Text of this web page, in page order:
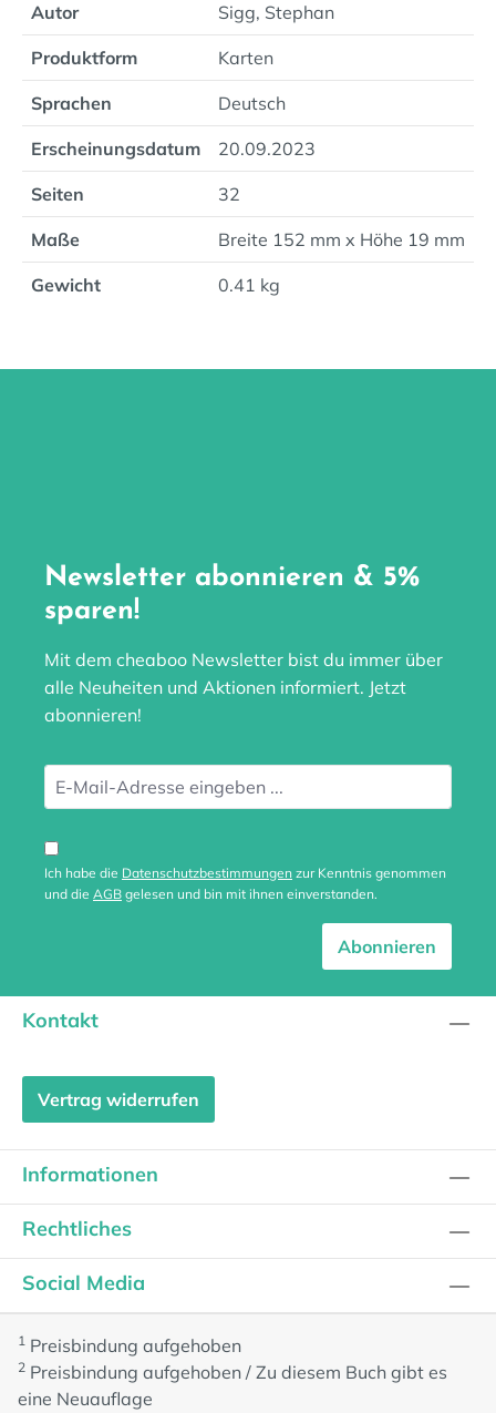
Autor Sigg, Stephan
Produktform Karten
Sprachen Deutsch
Erscheinungsdatum 20.09.2023
Seiten 32
Maße Breite 152 mm x Höhe 19 mm
Gewicht 0.41 kg
Newsletter abonnieren & 5%
sparen!
Mit dem cheaboo Newsletter bist du immer über
alle Neuheiten und Aktionen informiert. Jetzt
abonnieren!
Ich habe die Datenschutzbestimmungen zur Kenntnis genommen
und die AGB gelesen und bin mit ihnen einverstanden.
Abonnieren
Kontakt
Vertrag widerrufen
Informationen
Rechtliches
Social Media
1 Preisbindung aufgehoben
2 Preisbindung aufgehoben / Zu diesem Buch gibt es
eine Neuauflage